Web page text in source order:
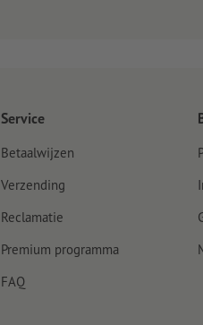
Service
Betaalwijzen
Verzending
Reclamatie
Premium programma
FAQ